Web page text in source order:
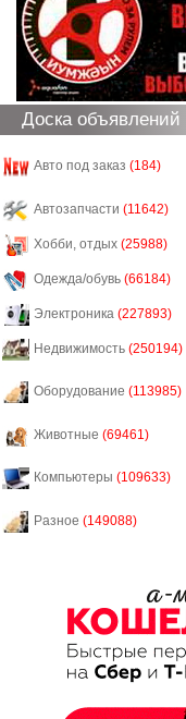
Доска объявлений
Авто под заказ (184)
Автозапчасти (11642)
Хобби, отдых (25988)
Одежда/обувь (66184)
Электроника (227893)
Недвижимость (250194)
Оборудование (113985)
Животные (69461)
Компьютеры (109633)
Разное (149088)